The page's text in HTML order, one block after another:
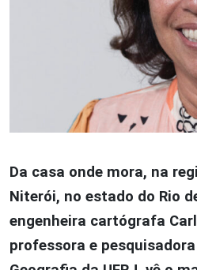
Da casa onde mora, na
Niterói, no estado do Rio
engenheira cartógrafa
professora e